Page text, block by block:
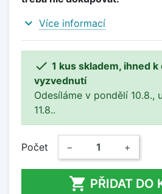
expand_more Více informací
 1 kus skladem, ihned
vyzvednutí
Odesíláme v pondělí 10.8.,
11.8..
Počet − +
 PŘIDAT DO